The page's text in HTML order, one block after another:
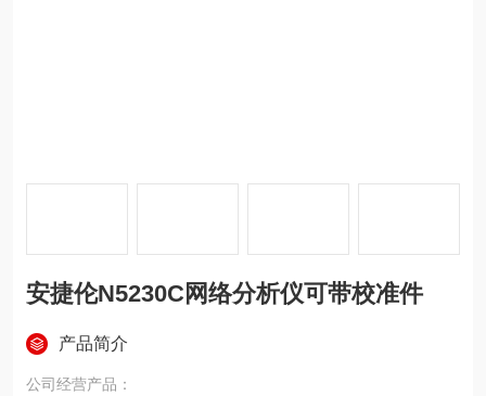
安捷伦N5230C网络分析仪可带校准件
产品简介
公司经营产品：